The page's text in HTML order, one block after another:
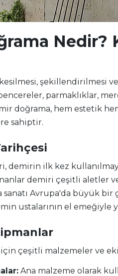
Nedir?
şekillendirilmesi
parmaklıklar,
doğrama, hem estetik
sahiptir.
demirin ilk kez
demiri çeşitli aletler
sanatı Avrupa'da büyük
ustalarının el emeğiyle
çeşitli malzemeler ve
Ana malzeme olarak